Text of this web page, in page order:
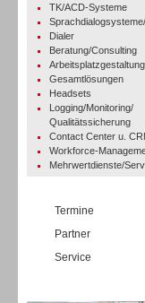
TK/ACD-Systeme
Dialer
Beratung/Consulting
Arbeitsplatzgestaltung
Gesamtlösungen
Headsets
Logging/Monitoring/
Qualitätssicherung
Contact Center u.
Workforce-
Mehrwertdienste/
Termine
Partner
Service